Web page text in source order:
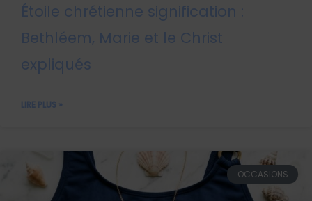
Étoile chrétienne signification :
Bethléem, Marie et le Christ
expliqués
LIRE PLUS »
OCCASIONS